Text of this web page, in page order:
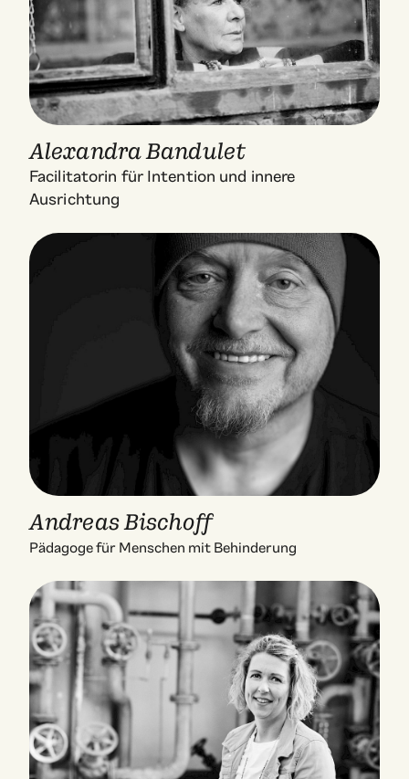
Alexandra Bandulet
Facilitatorin für Intention und innere
Ausrichtung
Andreas Bischoff
Pädagoge für Menschen mit Behinderung